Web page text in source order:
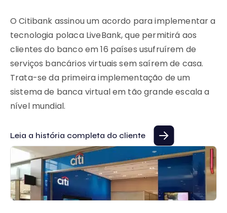
O Citibank assinou um acordo para implementar a
tecnologia polaca LiveBank, que permitirá aos
clientes do banco em 16 países usufruírem de
serviços bancários virtuais sem saírem de casa.
Trata-se da primeira implementação de um
sistema de banca virtual em tão grande escala a
nível mundial.
Leia a história completa do cliente